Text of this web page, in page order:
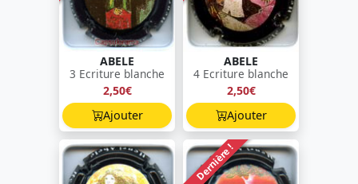
ABELE
3 Ecriture blanche
2,50€
Ajouter
ABELE
4 Ecriture blanche
2,50€
Ajouter
Dernière !